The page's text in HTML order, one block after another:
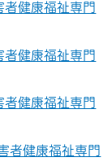
健康福祉専門
健康福祉専門
健康福祉専門
者健康福祉専門